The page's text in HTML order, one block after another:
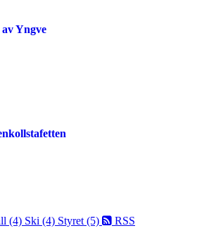
Yngve
(4) Ski (4) Styret (5) RSS